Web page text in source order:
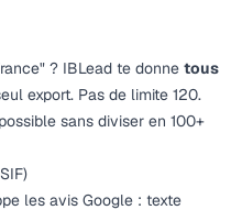
? IBLead te donne tous
export. Pas de limite 120.
sans diviser en 100+
les avis Google : texte